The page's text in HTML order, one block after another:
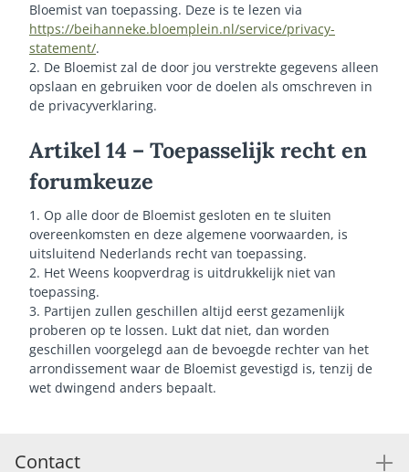
Bloemist van toepassing. Deze is te lezen via
https://beihanneke.bloemplein.nl/service/privacy-
statement/.
2. De Bloemist zal de door jou verstrekte gegevens alleen
opslaan en gebruiken voor de doelen als omschreven in
de privacyverklaring.
Artikel 14 – Toepasselijk recht en
forumkeuze
1. Op alle door de Bloemist gesloten en te sluiten
overeenkomsten en deze algemene voorwaarden, is
uitsluitend Nederlands recht van toepassing.
2. Het Weens koopverdrag is uitdrukkelijk niet van
toepassing.
3. Partijen zullen geschillen altijd eerst gezamenlijk
proberen op te lossen. Lukt dat niet, dan worden
geschillen voorgelegd aan de bevoegde rechter van het
arrondissement waar de Bloemist gevestigd is, tenzij de
wet dwingend anders bepaalt.
Contact